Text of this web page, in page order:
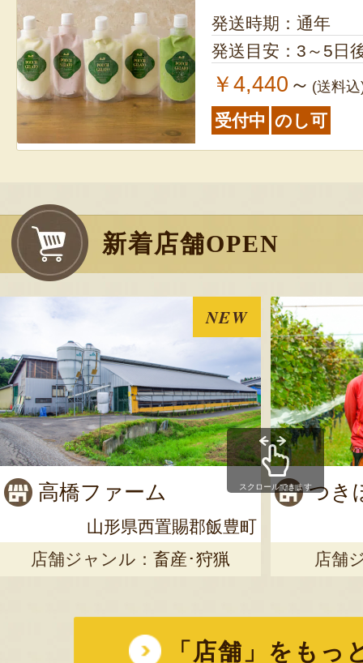
発送時期：通年
発送目安：3～5日
￥4,440 ～ (送料
受付中 のし可
新着店舗OPEN
NEW
高橋ファーム
山形県西置賜郡飯豊町
店舗ジャンル： 畜産･狩猟
つき
店舗
スクロールできます
「店舗」をもっ